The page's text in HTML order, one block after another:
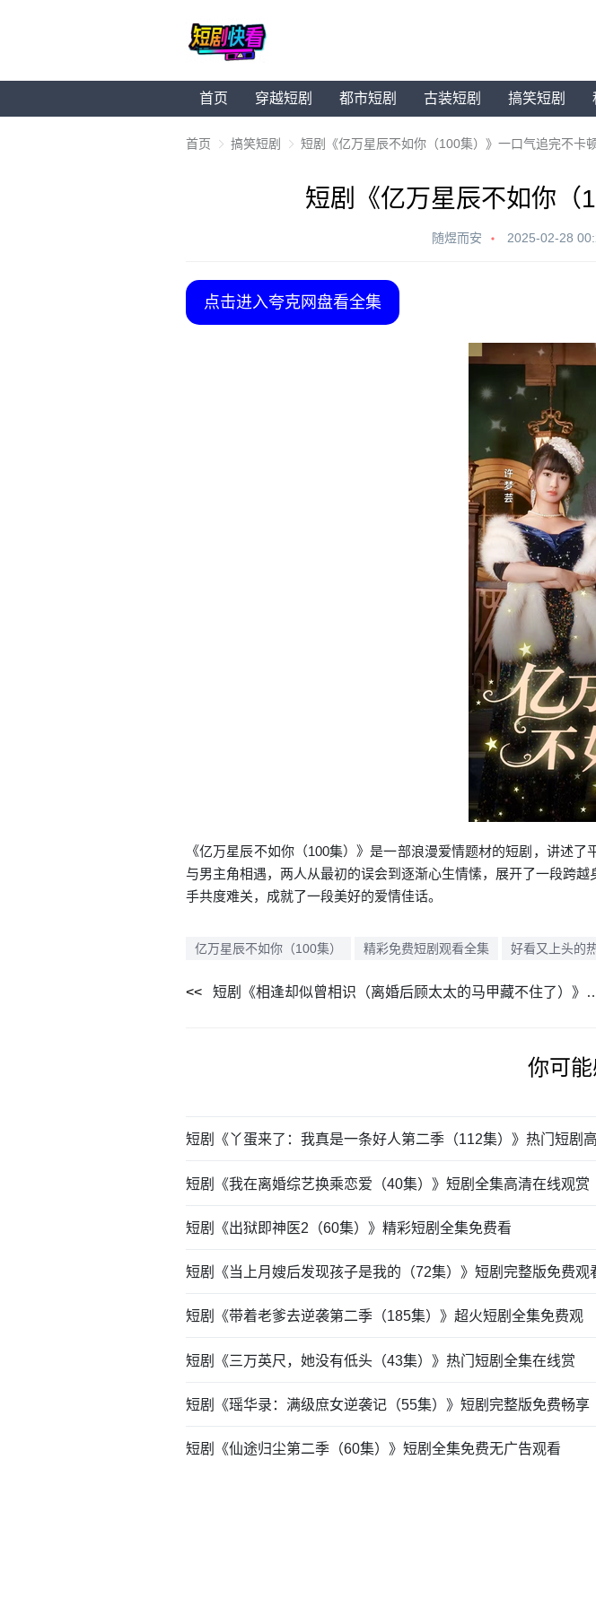
首页 穿越短剧 都市短剧 古装短剧 搞笑短剧
首页 搞笑短剧 短剧《亿万星辰不如你（100集）》一口气追完不卡
短剧《亿万星辰不如你（
随煜而安 2025-02-28
点击进入夸克网盘看全集
《亿万星辰不如你（100集）》是一部浪漫爱情题材的短剧，讲述
与男主角相遇，两人从最初的误会到逐渐心生情愫，展开了一段跨
手共度难关，成就了一段美好的爱情佳话。
亿万星辰不如你（100集） 精彩免费短剧观看全集 好看又上头的
短剧《相逢却似曾相识（离婚后顾太太的
你可
短剧《丫蛋来了：我真是一条好人第二季（112集）》热门短剧
短剧《我在离婚综艺换乘恋爱（40集）》短剧全集高清在线观赏
短剧《出狱即神医2（60集）》精彩短剧全集免费看
短剧《当上月嫂后发现孩子是我的（72集）》短剧完整版免费观
短剧《带着老爹去逆袭第二季（185集）》超火短剧全集免费观
短剧《三万英尺，她没有低头（43集）》热门短剧全集在线赏
短剧《瑶华录：满级庶女逆袭记（55集）》短剧完整版免费畅享
短剧《仙途归尘第二季（60集）》短剧全集免费无广告观看